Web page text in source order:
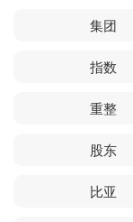
集团
指数
重整
股东
比亚